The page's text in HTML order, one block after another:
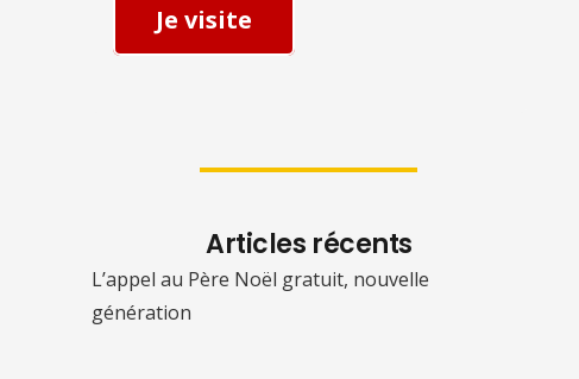
Je visite
Articles récents
L’appel au Père Noël gratuit, nouvelle
génération